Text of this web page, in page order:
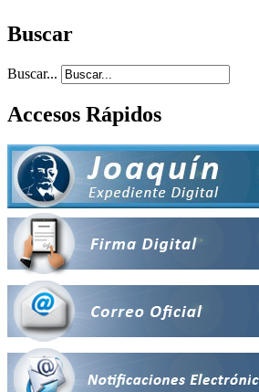
Buscar
Buscar...
Accesos Rápidos